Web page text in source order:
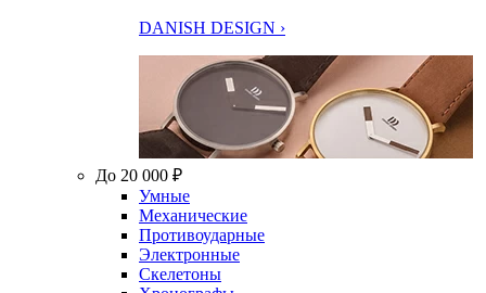
DANISH DESIGN ›
До 20 000 ₽
Умные
Механические
Противоударные
Электронные
Скелетоны